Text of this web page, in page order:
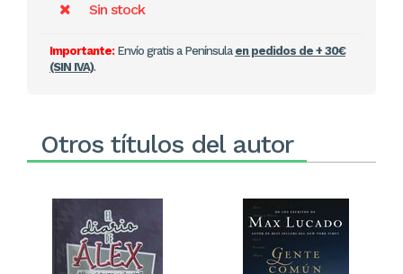
Sin stock
Importante:Envío gratis a Península en pedidos de + 30€
(SIN IVA).
Otros títulos del autor